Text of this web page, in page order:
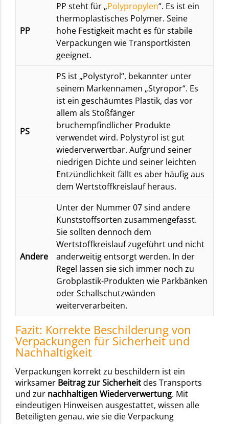
PP
PP steht für „Polypropylen“. Es ist ein
thermoplastisches Polymer. Seine
hohe Festigkeit macht es für stabile
Verpackungen wie Transportkisten
geeignet.
PS
PS ist „Polystyrol“, bekannter unter
seinem Markennamen „Styropor“. Es
ist ein geschäumtes Plastik, das vor
allem als Stoßfänger
bruchempfindlicher Produkte
verwendet wird. Polystyrol ist gut
wiederverwertbar. Aufgrund seiner
niedrigen Dichte und seiner leichten
Entzündlichkeit fällt es aber häufig aus
dem Wertstoffkreislauf heraus.
Andere
Unter der Nummer 07 sind andere
Kunststoffsorten zusammengefasst.
Sie sollten dennoch dem
Wertstoffkreislauf zugeführt und nicht
anderweitig entsorgt werden. In der
Regel lassen sie sich immer noch zu
Grobplastik-Produkten wie Parkbänken
oder Schallschutzwänden
weiterverarbeiten.
Fazit: Korrekte Beschilderung von
Verpackungen für Sicherheit und
Nachhaltigkeit
Verpackungen korrekt zu beschildern ist ein
wirksamer Beitrag zur Sicherheitdes Transports
und zur nachhaltigen Wiederverwertung. Mit
eindeutigen Hinweisen ausgestattet, wissen alle
Beteiligten genau, wie sie die Verpackung